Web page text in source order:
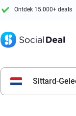
Ontdek 15.000+ deals
Sittard-